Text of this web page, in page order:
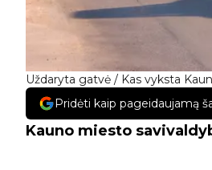
Uždaryta gatvė / Kas vyksta
Pridėti kaip pageidaujamą
Kauno miesto